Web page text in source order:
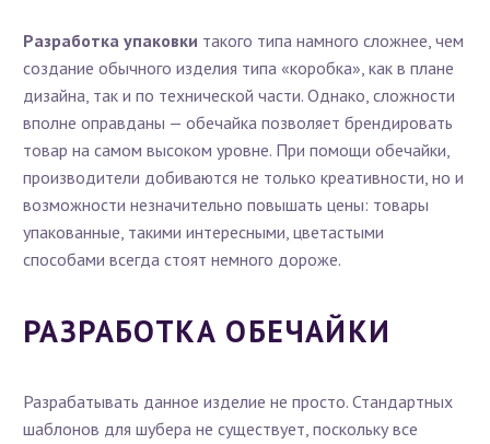
Разработка упаковки такого типа намного сложнее, чем
создание обычного изделия типа «коробка», как в плане
дизайна, так и по технической части. Однако, сложности
вполне оправданы — обечайка позволяет брендировать
товар на самом высоком уровне. При помощи обечайки,
производители добиваются не только креативности, но и
возможности незначительно повышать цены: товары
упакованные, такими интересными, цветастыми
способами всегда стоят немного дороже.
РАЗРАБОТКА ОБЕЧАЙКИ
Разрабатывать данное изделие не просто. Стандартных
шаблонов для шубера не существует, поскольку все